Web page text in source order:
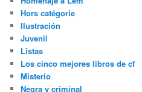
Hors catégorie
Ilustración
Juvenil
Listas
Los cinco mejores libros de cf
Misterio
Negra y criminal